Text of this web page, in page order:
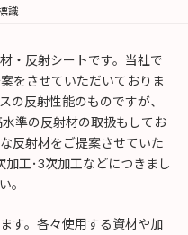
識
・反射シートです。当社で
をさせていただいておりま
の反射性能のものですが、
準の反射材の取扱もしてお
反射材をご提案させていた
工･3次加工などにつきまし
。
す。各々使用する資材や加